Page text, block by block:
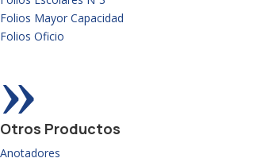
Folios Mayor Capacidad
Folios Oficio
»
Otros Productos
Anotadores